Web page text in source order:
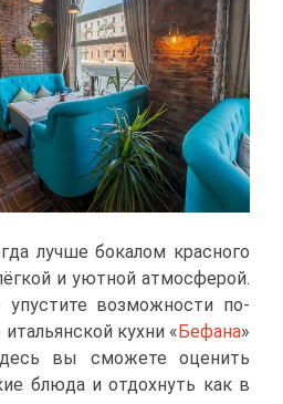
луч­ше бо­ка­лом крас­но­го
и уют­ной ат­мо­сфе­рой.
упу­сти­те воз­мож­но­сти по­
кух­ни « Бе­фа­на»
вы смо­же­те оце­нить
блю­да и от­дох­нуть как в